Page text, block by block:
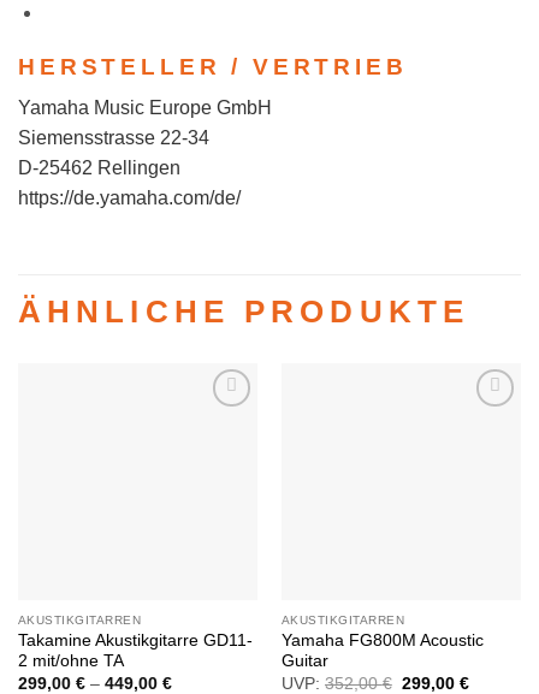
HERSTELLER / VERTRIEB
Yamaha Music Europe GmbH
Siemensstrasse 22-34
D-25462 Rellingen
https://de.yamaha.com/de/
ÄHNLICHE PRODUKTE
AKUSTIKGITARREN
Takamine Akustikgitarre GD11-
2 mit/ohne TA
299,00 €– 449,00 €
AKUSTIKGITARREN
Yamaha FG800M Acoustic
Guitar
UVP: 352,00€ Ursprünglicher
299,00 €Aktueller